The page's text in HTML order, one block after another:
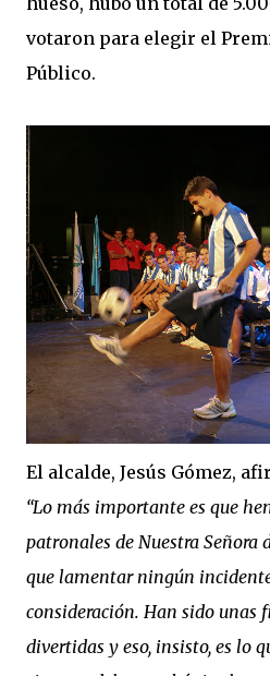
votaron para elegir el
Público.
El alcalde, Jesús Gómez,
“Lo más importante es que
patronales de Nuestra Señora
que lamentar ningún
consideración. Han sido unas
divertidas y eso, insisto, es lo